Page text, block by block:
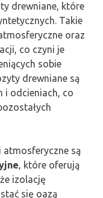
drewniane, które
Takie
oraz
co czyni je
sobie
drewniane są
i odcieniach, co
atmosferyczne są
, które oferują
izolację
się oazą